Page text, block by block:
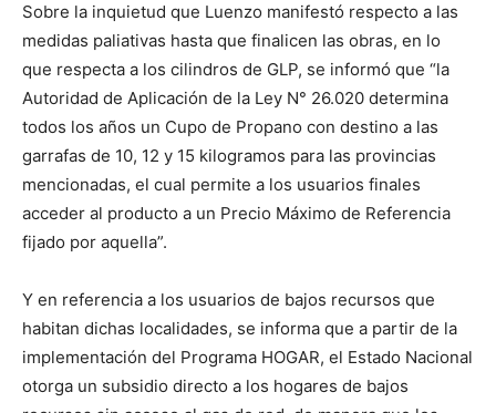
Sobre la inquietud que Luenzo manifestó respecto a las
medidas paliativas hasta que finalicen las obras, en lo
que respecta a los cilindros de GLP, se informó que “la
Autoridad de Aplicación de la Ley N° 26.020 determina
todos los años un Cupo de Propano con destino a las
garrafas de 10, 12 y 15 kilogramos para las provincias
mencionadas, el cual permite a los usuarios finales
acceder al producto a un Precio Máximo de Referencia
fijado por aquella”.
Y en referencia a los usuarios de bajos recursos que
habitan dichas localidades, se informa que a partir de la
implementación del Programa HOGAR, el Estado Nacional
otorga un subsidio directo a los hogares de bajos